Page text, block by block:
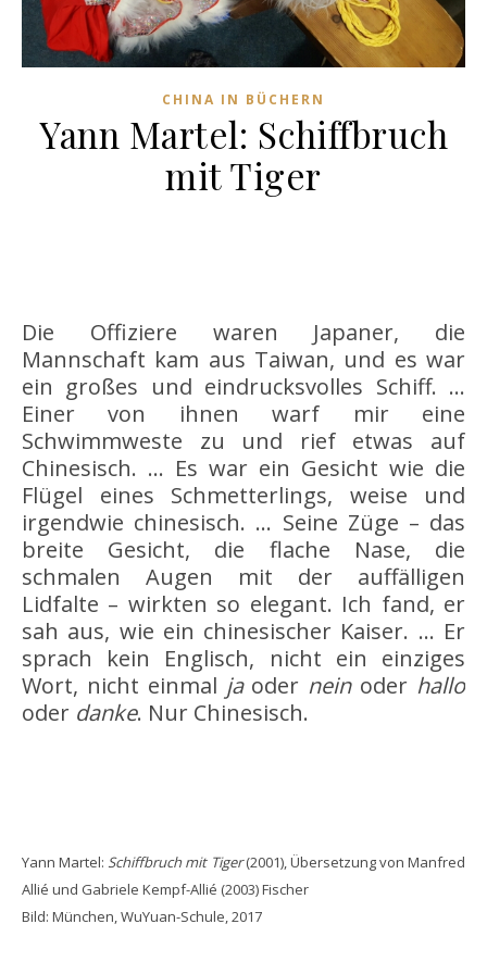
CHINA IN BÜCHERN
Yann Martel: Schiffbruch
mit Tiger
Die Offiziere waren Japaner, die
Mannschaft kam aus Taiwan, und es war
ein großes und eindrucksvolles Schiff. …
Einer von ihnen warf mir eine
Schwimmweste zu und rief etwas auf
Chinesisch. … Es war ein Gesicht wie die
Flügel eines Schmetterlings, weise und
irgendwie chinesisch. … Seine Züge – das
breite Gesicht, die flache Nase, die
schmalen Augen mit der auffälligen
Lidfalte – wirkten so elegant. Ich fand, er
sah aus, wie ein chinesischer Kaiser. … Er
sprach kein Englisch, nicht ein einziges
Wort, nicht einmal ja oder nein oder hallo
oder danke. Nur Chinesisch.
Yann Martel: Schiffbruch mit Tiger(2001), Übersetzung von Manfred
Allié und Gabriele Kempf-Allié (2003) Fischer
Bild: München, WuYuan-Schule, 2017